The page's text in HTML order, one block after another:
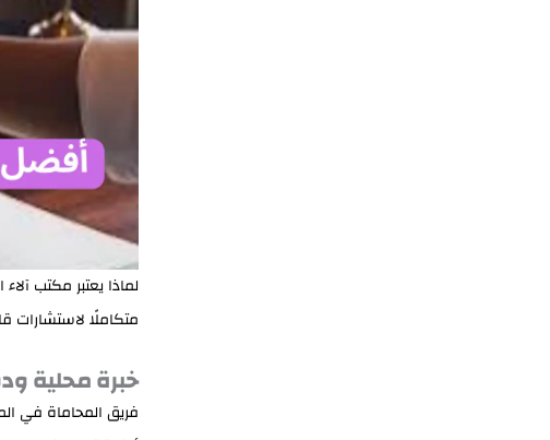
لماذا يعتبر مكتب
متكاملًا لاستشارات
خبرة محلية
فريق المحاماة في